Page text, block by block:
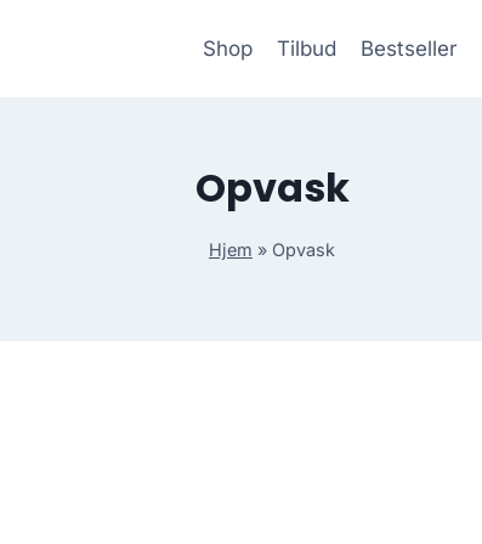
Shop Tilbud Bestseller
Opvask
Hjem » Opvask